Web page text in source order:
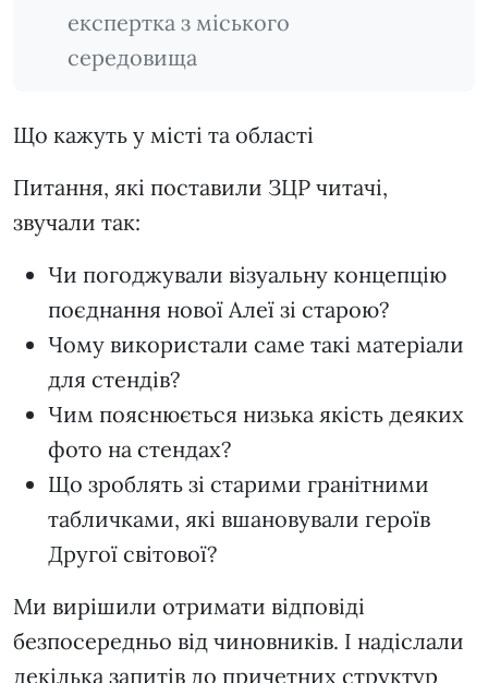
експертка з міського
середовища
Що кажуть у місті та області
Питання, які поставили ЗЦР читачі,
звучали так:
Чи погоджували візуальну концепцію
поєднання нової Алеї зі старою?
Чому використали саме такі матеріали
для стендів?
Чим пояснюється низька якість деяких
фото на стендах?
Що зроблять зі старими гранітними
табличками, які вшановували героїв
Другої світової?
Ми вирішили отримати відповіді
безпосередньо від чиновників. І надіслали
декілька запитів до причетних структур